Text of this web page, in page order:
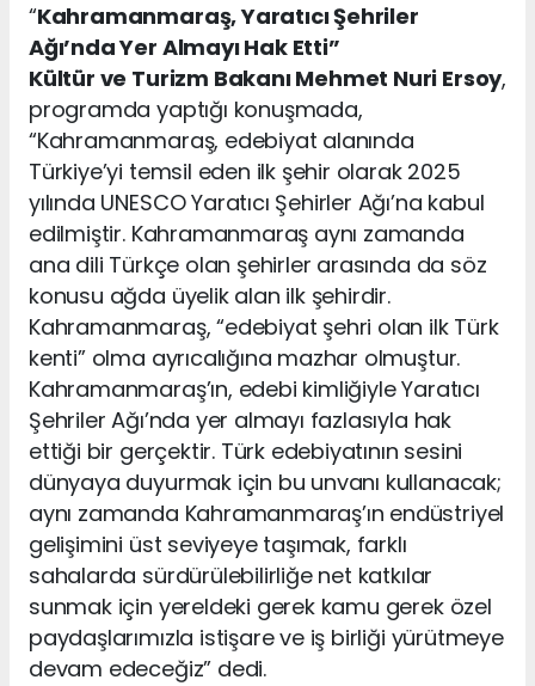
“Kahramanmaraş, Yaratıcı Şehriler
Ağı’nda Yer Almayı Hak Etti”
Kültür ve Turizm Bakanı Mehmet Nuri Ersoy,
programda yaptığı konuşmada,
“Kahramanmaraş, edebiyat alanında
Türkiye’yi temsil eden ilk şehir olarak 2025
yılında UNESCO Yaratıcı Şehirler Ağı’na kabul
edilmiştir. Kahramanmaraş aynı zamanda
ana dili Türkçe olan şehirler arasında da söz
konusu ağda üyelik alan ilk şehirdir.
Kahramanmaraş, “edebiyat şehri olan ilk Türk
kenti” olma ayrıcalığına mazhar olmuştur.
Kahramanmaraş’ın, edebi kimliğiyle Yaratıcı
Şehriler Ağı’nda yer almayı fazlasıyla hak
ettiği bir gerçektir. Türk edebiyatının sesini
dünyaya duyurmak için bu unvanı kullanacak;
aynı zamanda Kahramanmaraş’ın endüstriyel
gelişimini üst seviyeye taşımak, farklı
sahalarda sürdürülebilirliğe net katkılar
sunmak için yereldeki gerek kamu gerek özel
paydaşlarımızla istişare ve iş birliği yürütmeye
devam edeceğiz” dedi.